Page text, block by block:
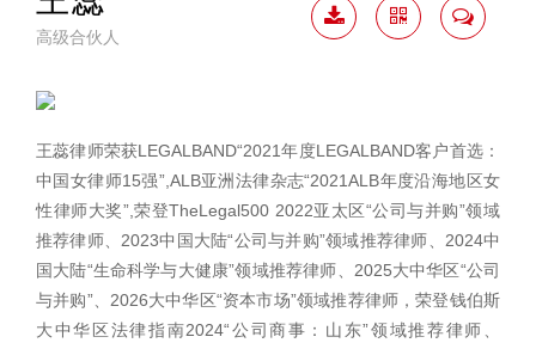
高级合伙人
王蕊律师荣获LEGALBAND“2021年度LEGALBAND客户首选：
中国女律师15强”,ALB亚洲法律杂志“2021ALB年度沿海地区女
性律师大奖”,荣登TheLegal500 2022亚太区“公司与并购”领域
推荐律师、2023中国大陆“公司与并购”领域推荐律师、2024中
国大陆“生命科学与大健康”领域推荐律师、2025大中华区“公司
与并购”、2026大中华区“资本市场”领域推荐律师，荣登钱伯斯
大中华区法律指南2024“公司商事：山东”领域推荐律师、